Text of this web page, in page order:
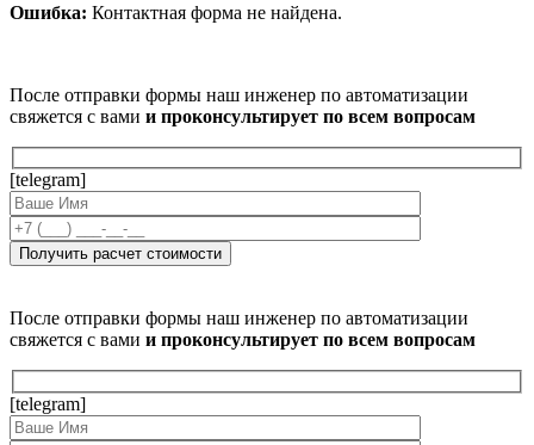
Ошибка: Контактная форма не найдена.
После отправки формы наш инженер по автоматизации
свяжется с вами и проконсультирует по всем вопросам
[telegram]
После отправки формы наш инженер по автоматизации
свяжется с вами и проконсультирует по всем вопросам
[telegram]